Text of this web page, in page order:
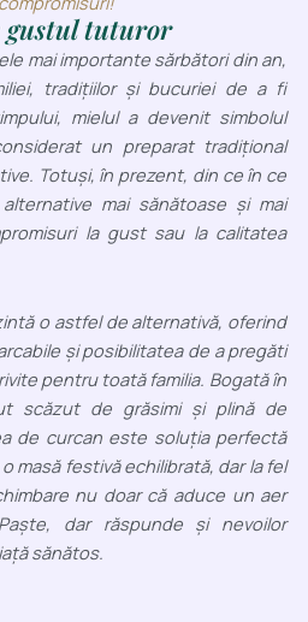
gustul tuturor
mai importante sărbători din an,
tradițiilor și bucuriei de a fi
mielul a devenit simbolul
un preparat tradițional
Totuși, în prezent, din ce în ce
mai sănătoase și mai
la gust sau la calitatea
o astfel de alternativă, oferind
și posibilitatea de a pregăti
pentru toată familia. Bogată în
scăzut de grăsimi și plină de
de curcan este soluția perfectă
masă festivă echilibrată, dar la fel
nu doar că aduce un aer
dar răspunde și nevoilor
sănătos.